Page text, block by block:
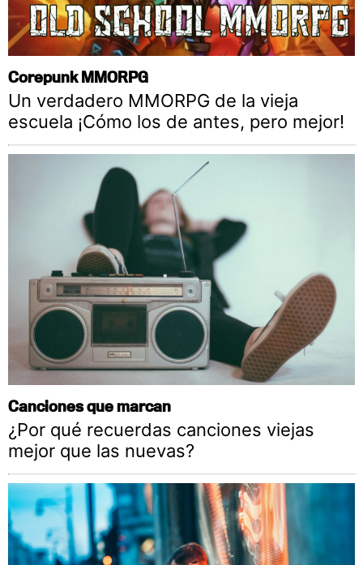
Corepunk MMORPG
Un verdadero MMORPG de la vieja
escuela ¡Cómo los de antes, pero mejor!
Canciones que marcan
¿Por qué recuerdas canciones viejas
mejor que las nuevas?